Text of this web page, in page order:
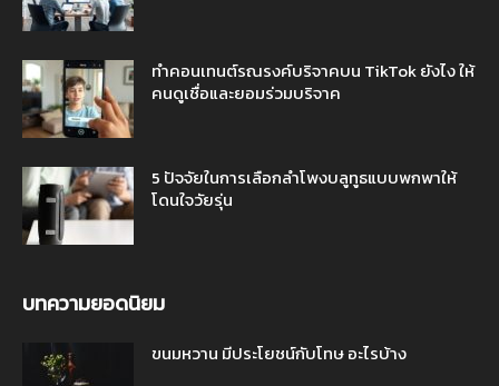
ทำคอนเทนต์รณรงค์บริจาคบน TikTok ยังไง ให้
คนดูเชื่อและยอมร่วมบริจาค
5 ปัจจัยในการเลือกลําโพงบลูทูธแบบพกพาให้
โดนใจวัยรุ่น
บทความยอดนิยม
ขนมหวาน มีประโยชน์กับโทษ อะไรบ้าง